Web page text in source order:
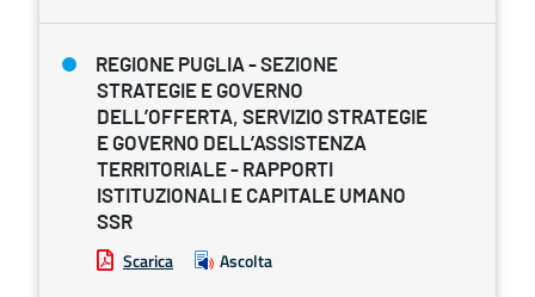
REGIONE PUGLIA - SEZIONE
STRATEGIE E GOVERNO
DELL’OFFERTA, SERVIZIO STRATEGIE
E GOVERNO DELL’ASSISTENZA
TERRITORIALE - RAPPORTI
ISTITUZIONALI E CAPITALE UMANO
SSR
Scarica Ascolta